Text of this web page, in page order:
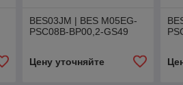
BES03JM | BES M05EG-
PSC08B-BP00,2-GS49
Цену уточняйте